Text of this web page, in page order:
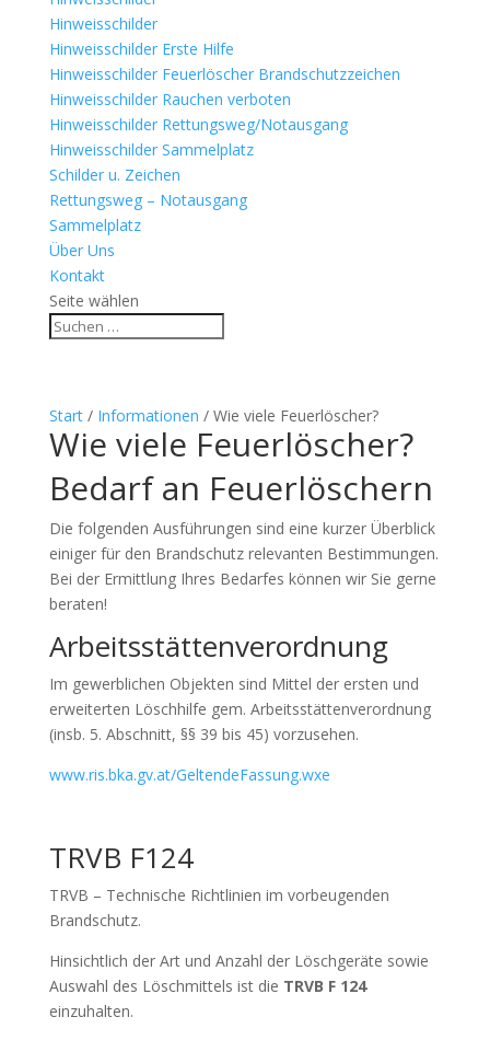
Hinweisschilder
Hinweisschilder Erste Hilfe
Hinweisschilder Feuerlöscher Brandschutzzeichen
Hinweisschilder Rauchen verboten
Hinweisschilder Rettungsweg/Notausgang
Hinweisschilder Sammelplatz
Schilder u. Zeichen
Rettungsweg – Notausgang
Sammelplatz
Über Uns
Kontakt
Seite wählen
Start/ Informationen / Wie viele Feuerlöscher?
Wie viele Feuerlöscher?
Bedarf an Feuerlöschern
Die folgenden Ausführungen sind eine kurzer Überblick
einiger für den Brandschutz relevanten Bestimmungen.
Bei der Ermittlung Ihres Bedarfes können wir Sie gerne
beraten!
Arbeitsstättenverordnung
Im gewerblichen Objekten sind Mittel der ersten und
erweiterten Löschhilfe gem. Arbeitsstättenverordnung
(insb. 5. Abschnitt, §§ 39 bis 45) vorzusehen.
www.ris.bka.gv.at/GeltendeFassung.wxe
TRVB F124
TRVB – Technische Richtlinien im vorbeugenden
Brandschutz.
Hinsichtlich der Art und Anzahl der Löschgeräte sowie
Auswahl des Löschmittels ist die TRVB F 124
einzuhalten.